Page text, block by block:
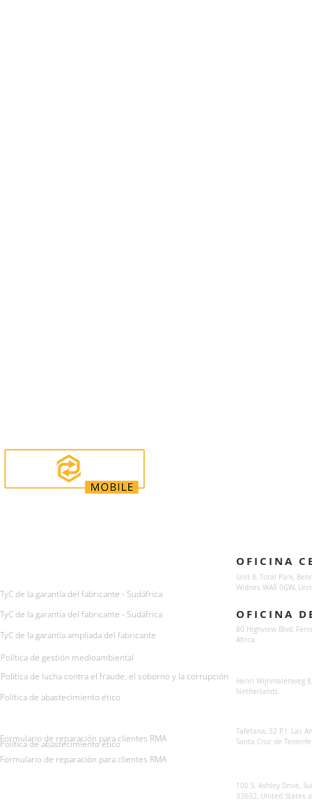
TyC de la garantía del fabricante - Sudáfrica
TyC de la garantía del fabricante - Sudáfrica
TyC de la garantía ampliada del fabricante
Política de gestión medioambiental
Política de lucha contra el fraude, el soborno y la corrupción
Política de abastecimiento ético
Formulario de reparación para clientes RMA
Formulario de reparación para clientes RMA
Política de abastecimiento ético
OFICINA
Unit 8, Total Park,
Widnes WA8 0GW,
OFICINA
80 Highview Blvd,
Africa.
Henri Wijnmalenweg
Netherlands.
Tafetana, 32 P.I. Las
Santa Cruz de Tenerife
100 S. Ashley Drive,
33602, United States